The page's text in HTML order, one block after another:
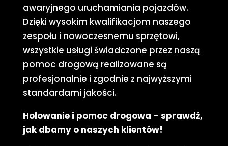
awaryjnego uruchamiania pojazdów.
Dzięki wysokim kwalifikacjom naszego
zespołu i nowoczesnemu sprzętowi,
wszystkie usługi świadczone przez naszą
pomoc drogową realizowane są
profesjonalnie i zgodnie z najwyższymi
standardami jakości.
Holowanie i pomoc drogowa – sprawdź,
jak dbamy o naszych klientów!